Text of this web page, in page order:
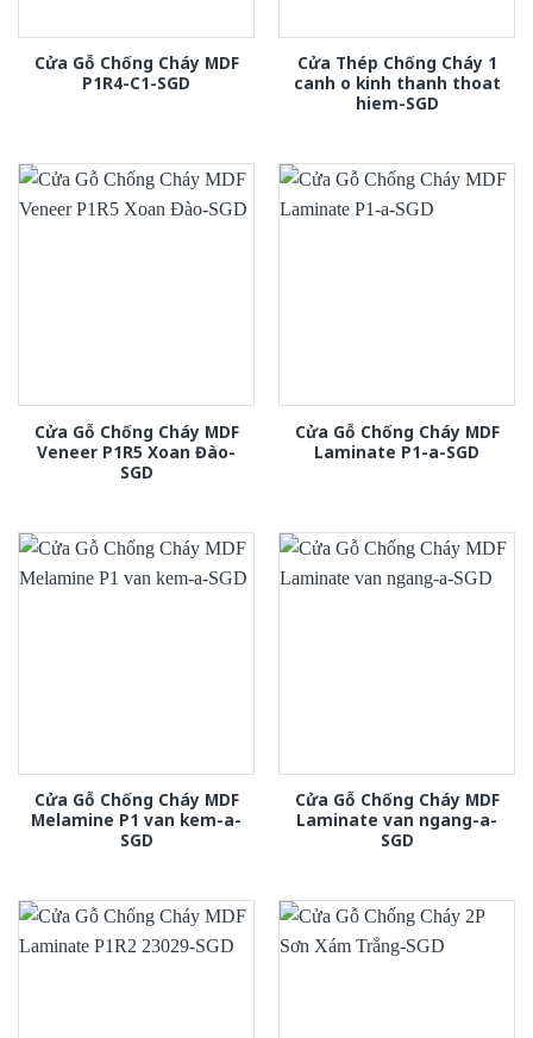
Cửa Gỗ Chống Cháy MDF
P1R4-C1-SGD
Cửa Thép Chống Cháy 1
canh o kinh thanh thoat
hiem-SGD
Cửa Gỗ Chống Cháy MDF
Veneer P1R5 Xoan Đào-
SGD
Cửa Gỗ Chống Cháy MDF
Laminate P1-a-SGD
Cửa Gỗ Chống Cháy MDF
Melamine P1 van kem-a-
SGD
Cửa Gỗ Chống Cháy MDF
Laminate van ngang-a-
SGD